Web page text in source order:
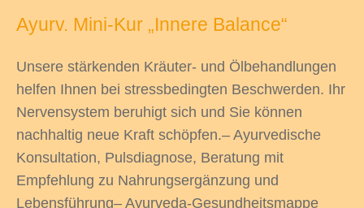
Ayurv. Mini-Kur „Innere Balance“
Unsere stärkenden Kräuter- und Ölbehandlungen
helfen Ihnen bei stressbedingten Beschwerden. Ihr
Nervensystem beruhigt sich und Sie können
nachhaltig neue Kraft schöpfen.– Ayurvedische
Konsultation, Pulsdiagnose, Beratung mit
Empfehlung zu Nahrungsergänzung und
Lebensführung– Ayurveda-Gesundheitsmappe